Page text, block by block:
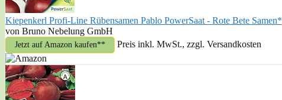
Kiepenkerl Profi-Line Rübensamen Pablo PowerSaat - Rote Bete Samen*
von Bruno Nebelung GmbH
Jetzt auf Amazon kaufen* Preis inkl. MwSt., zzgl. Versandkosten